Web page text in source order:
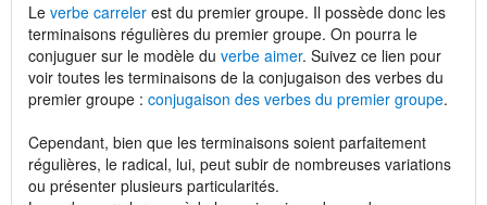
Le verbe carreler est du premier groupe. Il possède donc les
terminaisons régulières du premier groupe. On pourra le
conjuguer sur le modèle du verbe aimer. Suivez ce lien pour
voir toutes les terminaisons de la conjugaison des verbes du
premier groupe : conjugaison des verbes du premier groupe.
Cependant, bien que les terminaisons soient parfaitement
régulières, le radical, lui, peut subir de nombreuses variations
ou présenter plusieurs particularités.